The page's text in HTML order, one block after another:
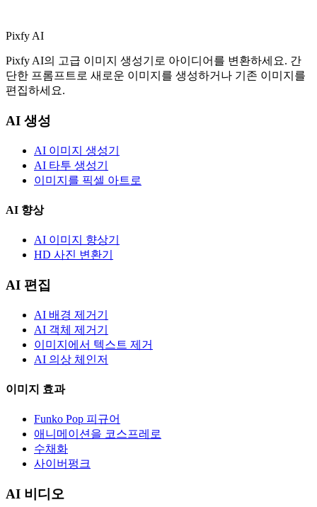
Pixfy AI
Pixfy AI의 고급 이미지 생성기로 아이디어를 변환하세요. 간
단한 프롬프트로 새로운 이미지를 생성하거나 기존 이미지를
편집하세요.
AI 생성
AI 이미지 생성기
AI 타투 생성기
이미지를 픽셀 아트로
AI 향상
AI 이미지 향상기
HD 사진 변환기
AI 편집
AI 배경 제거기
AI 객체 제거기
이미지에서 텍스트 제거
AI 의상 체인저
이미지 효과
Funko Pop 피규어
애니메이션을 코스프레로
수채화
사이버펑크
AI 비디오